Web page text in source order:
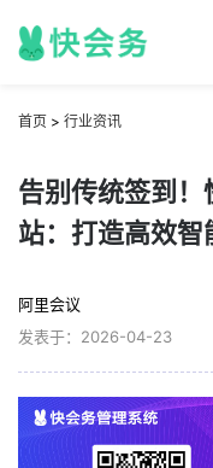
首页 > 行业资讯
告别传统签到
站：打造高效智
阿里会议
发表于：2026-04-23